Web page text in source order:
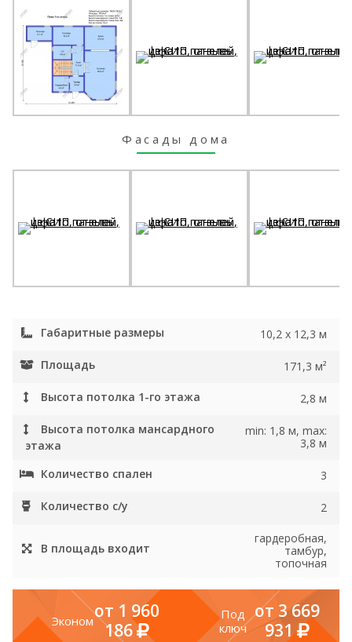
Фасады дома
Габаритные размеры 10,2 x 12,3 м
Площадь 171,3 м²
Высота потолка 1-го этажа 2,8 м
Высота потолка мансардного
этажа
min: 1,8 м, max:
3,8 м
Количество спален 3
Количество с/у 2
В площадь входит
гардеробная,
тамбур,
топочная
Экономот 1 960
186
Под
ключ
от 3 669
931